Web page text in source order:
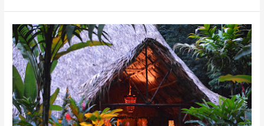
Las
Cascadas
Lodge,
hotel
en
La
Ceiba,
Honduras